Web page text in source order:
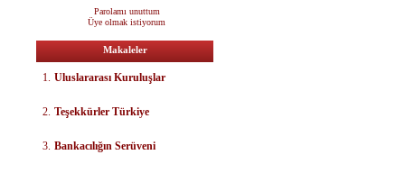
Parolamı unuttum
Üye olmak istiyorum
Makaleler
1. Uluslararası Kuruluşlar
2. Teşekkürler Türkiye
3. Bankacılığın Serüveni